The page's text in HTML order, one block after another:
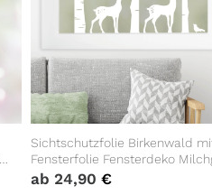
Sichtschutzfolie Birkenwald
Fensterfolie Fensterdeko
ab 24,90€